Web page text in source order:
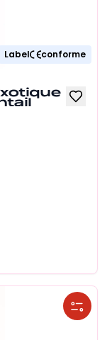
Label conforme